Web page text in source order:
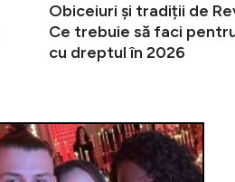
Obiceiuri și tradiții de
Ce trebuie să faci
cu dreptul în 2026
”Pe